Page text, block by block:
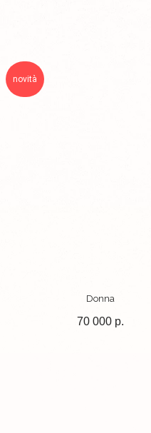
novità
Donna
70 000 р.